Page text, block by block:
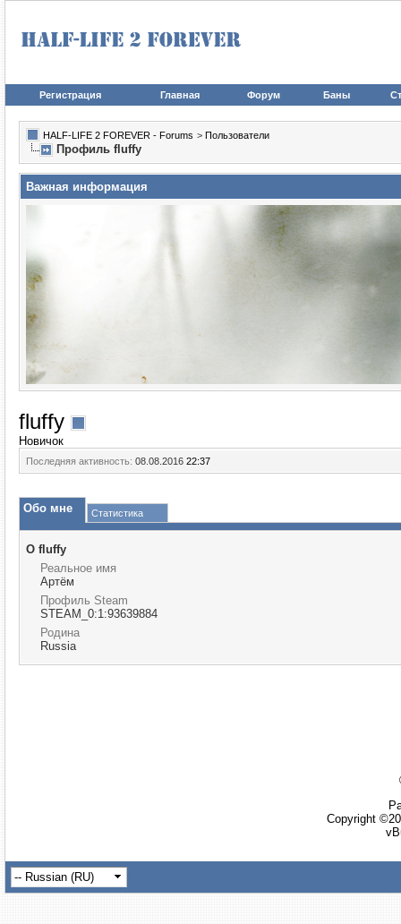
Регистрация Главная Форум Баны
HALF-LIFE 2 FOREVER - Forums > Пользователи
Профиль fluffy
Важная информация
fluffy
Новичок
Последняя активность: 08.08.2016 22:37
Обо мне Статистика
О fluffy
Реальное имя
Артём
Профиль Steam
STEAM_0:1:93639884
Родина
Russia
Copyright